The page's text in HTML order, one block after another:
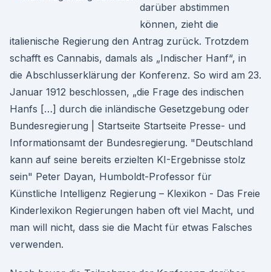
darüber abstimmen
können, zieht die
italienische Regierung den Antrag zurück. Trotzdem
schafft es Cannabis, damals als „Indischer Hanf“, in
die Abschlusserklärung der Konferenz. So wird am 23.
Januar 1912 beschlossen, „die Frage des indischen
Hanfs […] durch die inländische Gesetzgebung oder
Bundesregierung | Startseite Startseite Presse- und
Informationsamt der Bundesregierung. "Deutschland
kann auf seine bereits erzielten KI-Ergebnisse stolz
sein" Peter Dayan, Humboldt-Professor für
Künstliche Intelligenz Regierung – Klexikon - Das Freie
Kinderlexikon Regierungen haben oft viel Macht, und
man will nicht, dass sie die Macht für etwas Falsches
verwenden.